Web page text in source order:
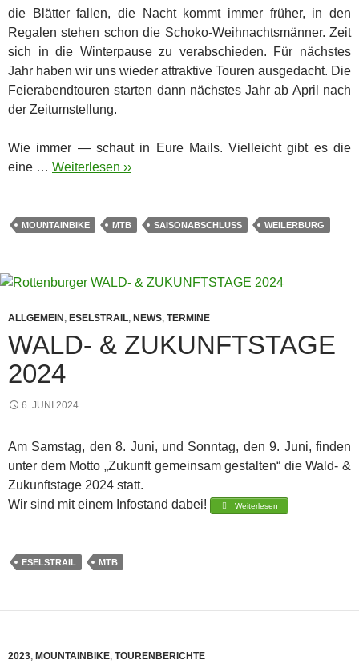
die Blätter fallen, die Nacht kommt immer früher, in den
Regalen stehen schon die Schoko-Weihnachtsmänner. Zeit
sich in die Winterpause zu verabschieden. Für nächstes
Jahr haben wir uns wieder attraktive Touren ausgedacht. Die
Feierabendtouren starten dann nächstes Jahr ab April nach
der Zeitumstellung.
Wie immer — schaut in Eure Mails. Vielleicht gibt es die
eine … Weiterlesen ››
MOUNTAINBIKE MTB SAISONABSCHLUSS WEILERBURG
ALLGEMEIN, ESELSTRAIL, NEWS, TERMINE
WALD- & ZUKUNFTSTAGE
2024
6. JUNI 2024
Am Samstag, den 8. Juni, und Sonntag, den 9. Juni, finden
unter dem Motto „Zukunft gemeinsam gestalten“ die Wald- &
Zukunftstage 2024 statt.
Wir sind mit einem Infostand dabei!
Weiterlesen
ESELSTRAIL MTB
2023, MOUNTAINBIKE, TOURENBERICHTE